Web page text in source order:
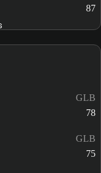
87
GLB
78
GLB
75